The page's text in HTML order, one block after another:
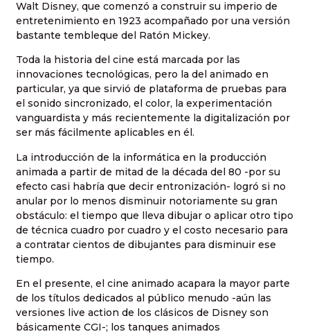
Walt Disney, que comenzó a construir su imperio de
entretenimiento en 1923 acompañado por una versión
bastante tembleque del Ratón Mickey.
Toda la historia del cine está marcada por las
innovaciones tecnológicas, pero la del animado en
particular, ya que sirvió de plataforma de pruebas para
el sonido sincronizado, el color, la experimentación
vanguardista y más recientemente la digitalización por
ser más fácilmente aplicables en él.
La introducción de la informática en la producción
animada a partir de mitad de la década del 80 -por su
efecto casi habría que decir entronización- logró si no
anular por lo menos disminuir notoriamente su gran
obstáculo: el tiempo que lleva dibujar o aplicar otro tipo
de técnica cuadro por cuadro y el costo necesario para
a contratar cientos de dibujantes para disminuir ese
tiempo.
En el presente, el cine animado acapara la mayor parte
de los títulos dedicados al público menudo -aún las
versiones live action de los clásicos de Disney son
básicamente CGI-; los tanques animados